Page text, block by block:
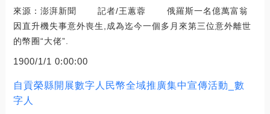
來源：澎湃新聞 記者/王蕙蓉 俄羅斯一名億萬富翁
因直升機失事意外喪生,成為迄今一個多月來第三位意外離世
的幣圈“大佬”.
1900/1/1 0:00:00
自貢榮縣開展數字人民幣全域推廣集中宣傳活動_數
字人